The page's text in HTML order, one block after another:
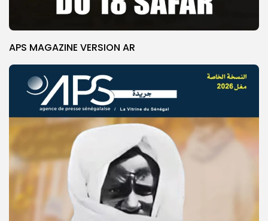
APS MAGAZINE VERSION AR